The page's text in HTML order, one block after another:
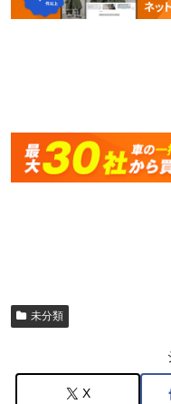
未分類
X